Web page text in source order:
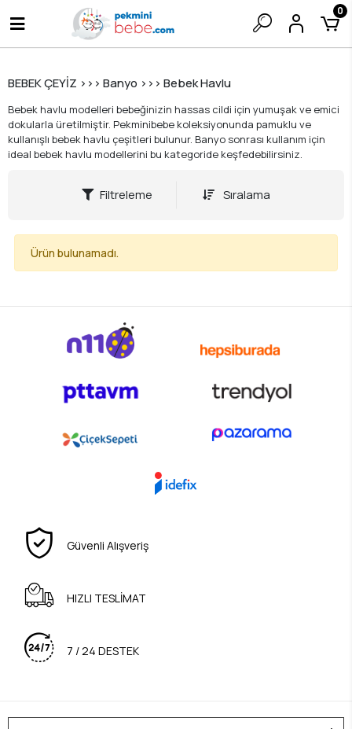
0
BEBEK ÇEYİZ >>> Banyo >>> Bebek Havlu
Bebek havlu modelleri bebeğinizin hassas cildi için yumuşak ve emici
dokularla üretilmiştir. Pekminibebe koleksiyonunda pamuklu ve
kullanışlı bebek havlu çeşitleri bulunur. Banyo sonrası kullanım için
ideal bebek havlu modellerini bu kategoride keşfedebilirsiniz.
Filtreleme Sıralama
Ürün bulunamadı.
Güvenli Alışveriş
HIZLI TESLİMAT
7 / 24 DESTEK